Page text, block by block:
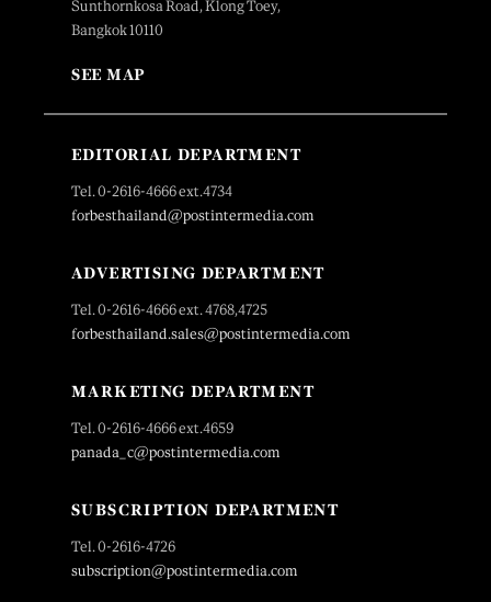
Sunthornkosa Road, Klong Toey,
Bangkok 10110
SEE MAP
EDITORIAL DEPARTMENT
Tel. 0-2616-4666 ext.4734
forbesthailand@postintermedia.com
ADVERTISING DEPARTMENT
Tel. 0-2616-4666 ext. 4768,4725
forbesthailand.sales@postintermedia.com
MARKETING DEPARTMENT
Tel. 0-2616-4666 ext.4659
panada_c@postintermedia.com
SUBSCRIPTION DEPARTMENT
Tel. 0-2616-4726
subscription@postintermedia.com